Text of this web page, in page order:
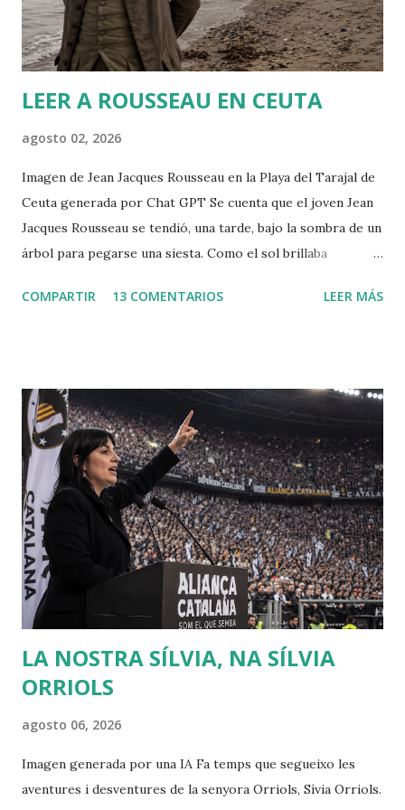
n
t
a
LEER A ROUSSEAU EN CEUTA
agosto 02, 2026
Imagen de Jean Jacques Rousseau en la Playa del Tarajal de
Ceuta generada por Chat GPT Se cuenta que el joven Jean
Jacques Rousseau se tendió, una tarde, bajo la sombra de un
árbol para pegarse una siesta. Como el sol brillaba
cabeza. Cuando despertó, leió el periódico que le había
pregunta: "¿Cuál es el origen de la desigualdad entre los
hombres, y si es respaldada por la ley natural?". Jean
Jacques escribió entonces el Discurso sobre el origen y los
fundamentos de la desigualdad entre los hombres , que le
convirtió enseguida en una celebrity en toda Europa. Para
Rousseau, la sociedad civil es una trampa perpetuada por
los poderosos sobre los débiles, de modo que puedan
conservar su poder y riqueza. Muchas veces creo que se
debería releer a Rousseau, sobr...
COMPARTIR 13 COMENTARIOS LEER MÁS
LA NOSTRA SÍLVIA, NA SÍLVIA
ORRIOLS
agosto 06, 2026
Imagen generada por una IA Fa temps que segueixo les
aventures i desventures de la senyora Orriols, Sívia Orriols.